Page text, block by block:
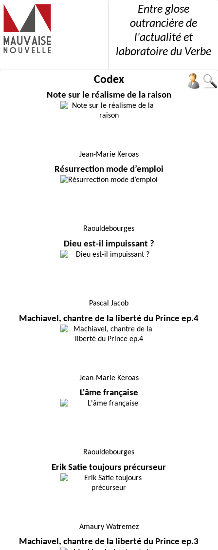
Entre glose
outrancière de
l'actualité et
laboratoire du Verbe
Codex
Note sur le réalisme de la raison
Jean-Marie Keroas
Résurrection mode d’emploi
Raouldebourges
Dieu est-il impuissant ?
Pascal Jacob
Machiavel, chantre de la liberté du Prince ep.4
Jean-Marie Keroas
L'âme française
Raouldebourges
Erik Satie toujours précurseur
Amaury Watremez
Machiavel, chantre de la liberté du Prince ep.3